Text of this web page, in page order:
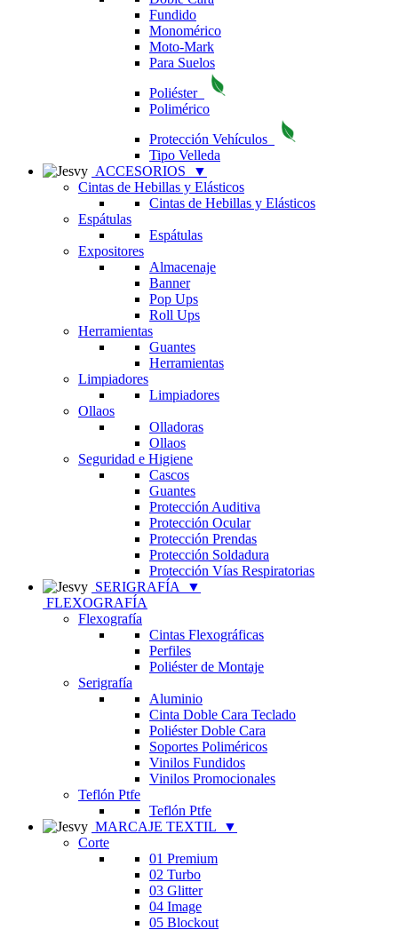
Fundido
Monomérico
Moto-Mark
Para Suelos
Poliéster
Polimérico
Protección Vehículos
Tipo Velleda
ACCESORIOS
▼
Cintas de Hebillas y Elásticos
Cintas de Hebillas y Elásticos
Espátulas
Espátulas
Expositores
Almacenaje
Banner
Pop Ups
Roll Ups
Herramientas
Guantes
Herramientas
Limpiadores
Limpiadores
Ollaos
Olladoras
Ollaos
Seguridad e Higiene
Cascos
Guantes
Protección Auditiva
Protección Ocular
Protección Prendas
Protección Soldadura
Protección Vías Respiratorias
SERIGRAFÍA
▼
FLEXOGRAFÍA
Flexografía
Cintas Flexográficas
Perfiles
Poliéster de Montaje
Serigrafía
Aluminio
Cinta Doble Cara Teclado
Poliéster Doble Cara
Soportes Poliméricos
Vinilos Fundidos
Vinilos Promocionales
Teflón Ptfe
Teflón Ptfe
MARCAJE TEXTIL
▼
Corte
01 Premium
02 Turbo
03 Glitter
04 Image
05 Blockout